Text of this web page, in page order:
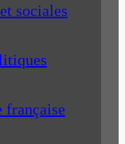
sociales
française